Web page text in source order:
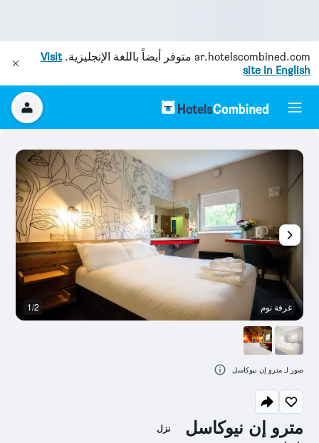
ar.hotelscombined.com متوفر أيضاً باللغة الإنجليزية.Visit
site in English
مترو إن نيوكاسل نزل
غرفة نوم 1/2
صور لـ مترو إن نيوكاسل